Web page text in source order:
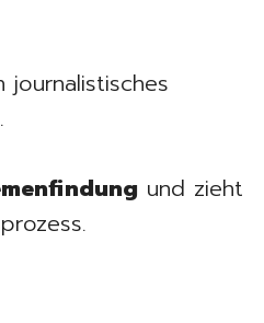
journalistisches
und zieht